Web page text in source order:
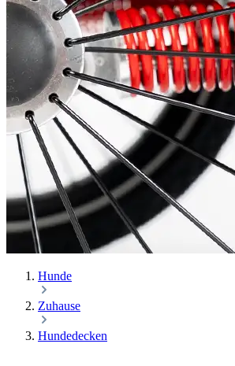
Hunde
Zuhause
Hundedecken